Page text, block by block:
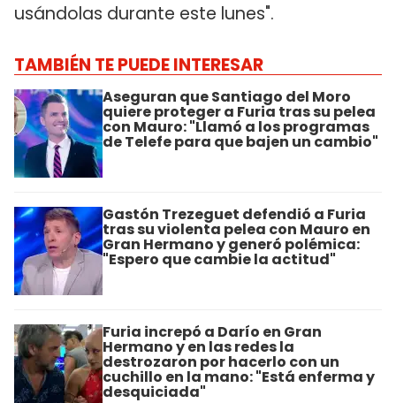
usándolas durante este lunes".
TAMBIÉN TE PUEDE INTERESAR
Aseguran que Santiago del Moro
quiere proteger a Furia tras su pelea
con Mauro: "Llamó a los programas
de Telefe para que bajen un cambio"
Gastón Trezeguet defendió a Furia
tras su violenta pelea con Mauro en
Gran Hermano y generó polémica:
"Espero que cambie la actitud"
Furia increpó a Darío en Gran
Hermano y en las redes la
destrozaron por hacerlo con un
cuchillo en la mano: "Está enferma y
desquiciada"